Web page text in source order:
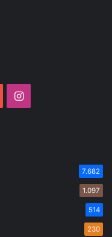
YouTubeInstagram
7.682
1.097
514
230